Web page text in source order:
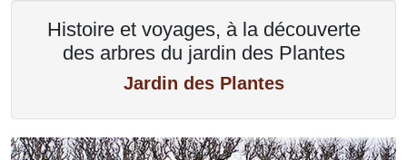
Histoire et voyages, à la découverte
des arbres du jardin des Plantes
Jardin des Plantes